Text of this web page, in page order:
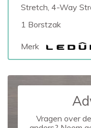
Stretch, 4-Way
1 Borstzak
Merk
Vragen over